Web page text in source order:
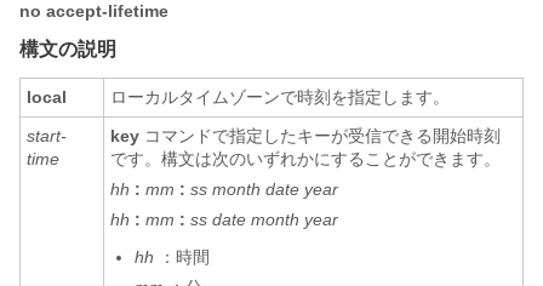
no accept-lifetime
構文の説明
local
ローカルタイムゾーンで時刻を指定します。
start-
time
key コマンドで指定したキーが受信できる開始時刻
です。構文は次のいずれかにすることができます。
hh : mm : ss month date year
hh : mm : ss date month year
hh
：時間